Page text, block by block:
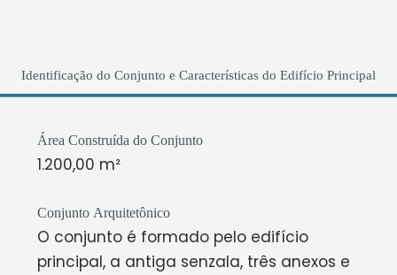
Identificação do Conjunto e Características do Edifício Principal
Área Construída do Conjunto
1.200,00 m²
Conjunto Arquitetônico
O conjunto é formado pelo edifício
principal, a antiga senzala, três anexos e